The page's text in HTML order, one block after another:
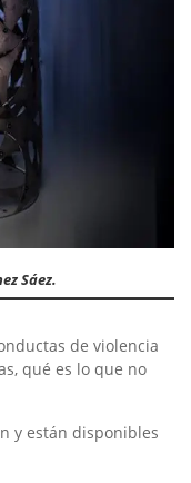
Sáez.
de violencia
qué es lo que no
y están disponibles